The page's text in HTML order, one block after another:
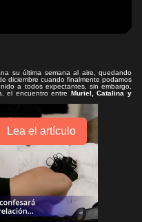
su última semana al aire, quedando
diciembre cuando finalmente podamos
a todos expectantes, sin embargo,
el encuentro entre Muriel, Catalina y
Lea el artículo